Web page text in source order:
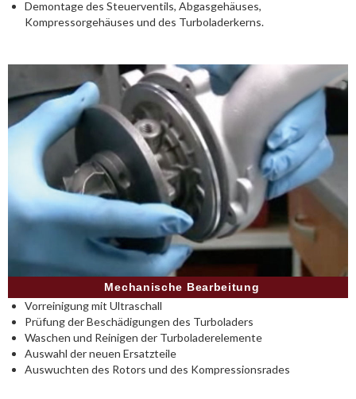
Demontage des Steuerventils, Abgasgehäuses,
Kompressorgehäuses und des Turboladerkerns.
Mechanische Bearbeitung
Vorreinigung mit Ultraschall
Prüfung der Beschädigungen des Turboladers
Waschen und Reinigen der Turboladerelemente
Auswahl der neuen Ersatzteile
Auswuchten des Rotors und des Kompressionsrades